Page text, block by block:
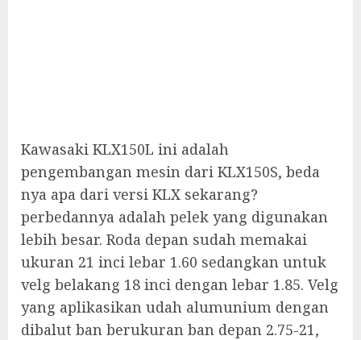
Kawasaki KLX150L ini adalah
pengembangan mesin dari KLX150S, beda
nya apa dari versi KLX sekarang?
perbedannya adalah pelek yang digunakan
lebih besar. Roda depan sudah memakai
ukuran 21 inci lebar 1.60 sedangkan untuk
velg belakang 18 inci dengan lebar 1.85. Velg
yang aplikasikan udah alumunium dengan
dibalut ban berukuran ban depan 2.75-21,